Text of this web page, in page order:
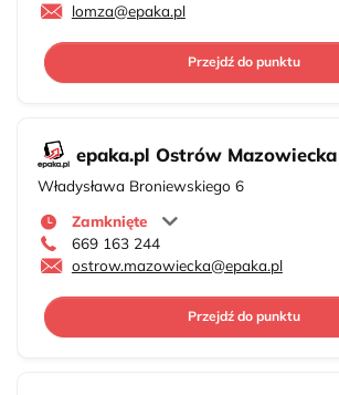
lomza@epaka.pl
Przejdź do punktu
epaka.pl Ostrów Mazowiecka
Władysława Broniewskiego 6
Zamknięte
669 163 244
ostrow.mazowiecka@epaka.pl
Przejdź do punktu